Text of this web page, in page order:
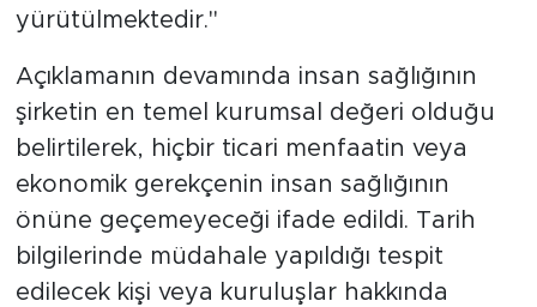
yürütülmektedir."
Açıklamanın devamında insan sağlığının
şirketin en temel kurumsal değeri olduğu
belirtilerek, hiçbir ticari menfaatin veya
ekonomik gerekçenin insan sağlığının
önüne geçemeyeceği ifade edildi. Tarih
bilgilerinde müdahale yapıldığı tespit
edilecek kişi veya kuruluşlar hakkında